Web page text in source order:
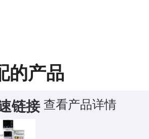
的产品
链接 查看产品详情